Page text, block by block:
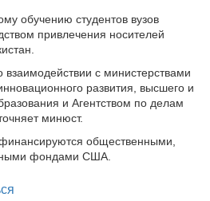
обучению студентов вузов
привлечения носителей
взаимодействии с министерствами
развития, высшего и
и Агентством по делам
минюст.
общественными,
фондами США.